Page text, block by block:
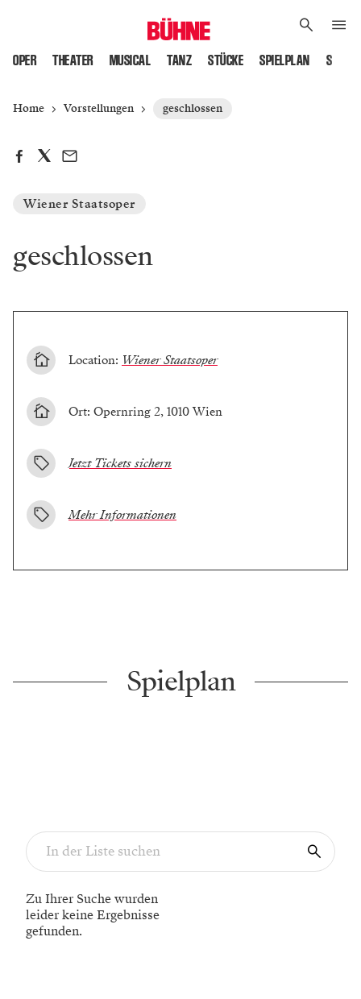
OPER THEATER MUSICAL TANZ STÜCKE SPIELPLAN
Home Vorstellungen geschlossen
Wiener Staatsoper
geschlossen
Location: Wiener Staatsoper
Ort: Opernring 2, 1010 Wien
Jetzt Tickets sichern
Mehr Informationen
Spielplan
Zu Ihrer Suche wurden
leider keine Ergebnisse
gefunden.